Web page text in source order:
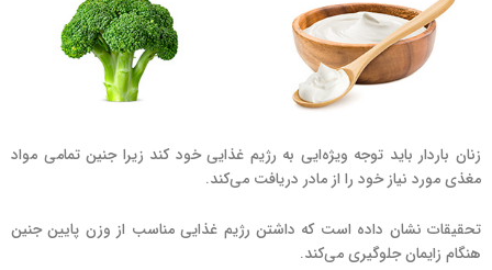
زنان باردار باید توجه ویژه‌ایی به رژیم غذایی خود کند زیرا جنین تمامی مواد
مغذی مورد نیاز خود را از مادر دریافت می‌کند.
تحقیقات نشان داده است که داشتن رژیم غذایی مناسب از وزن پایین جنین
هنگام زایمان جلوگیری می‌کند.